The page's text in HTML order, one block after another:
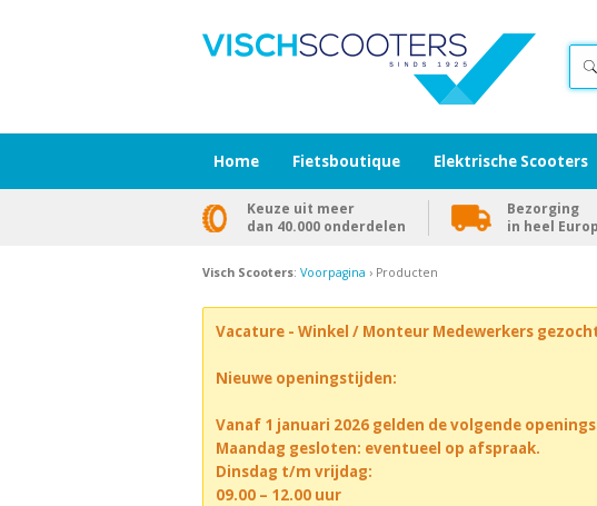
Visch Scooters: Voorpagina › Producten
Vacature - Winkel / Monteur Medewerkers
Nieuwe openingstijden:
Vanaf 1 januari 2026 gelden de volgende
Maandag gesloten: eventueel op afspraak.
Dinsdag t/m vrijdag:
09.00 – 12.00 uur
Home Fietsboutique Elektrische Scooters
Keuze uit meer
dan 40.000 onderdelen
Bezorging
in heel